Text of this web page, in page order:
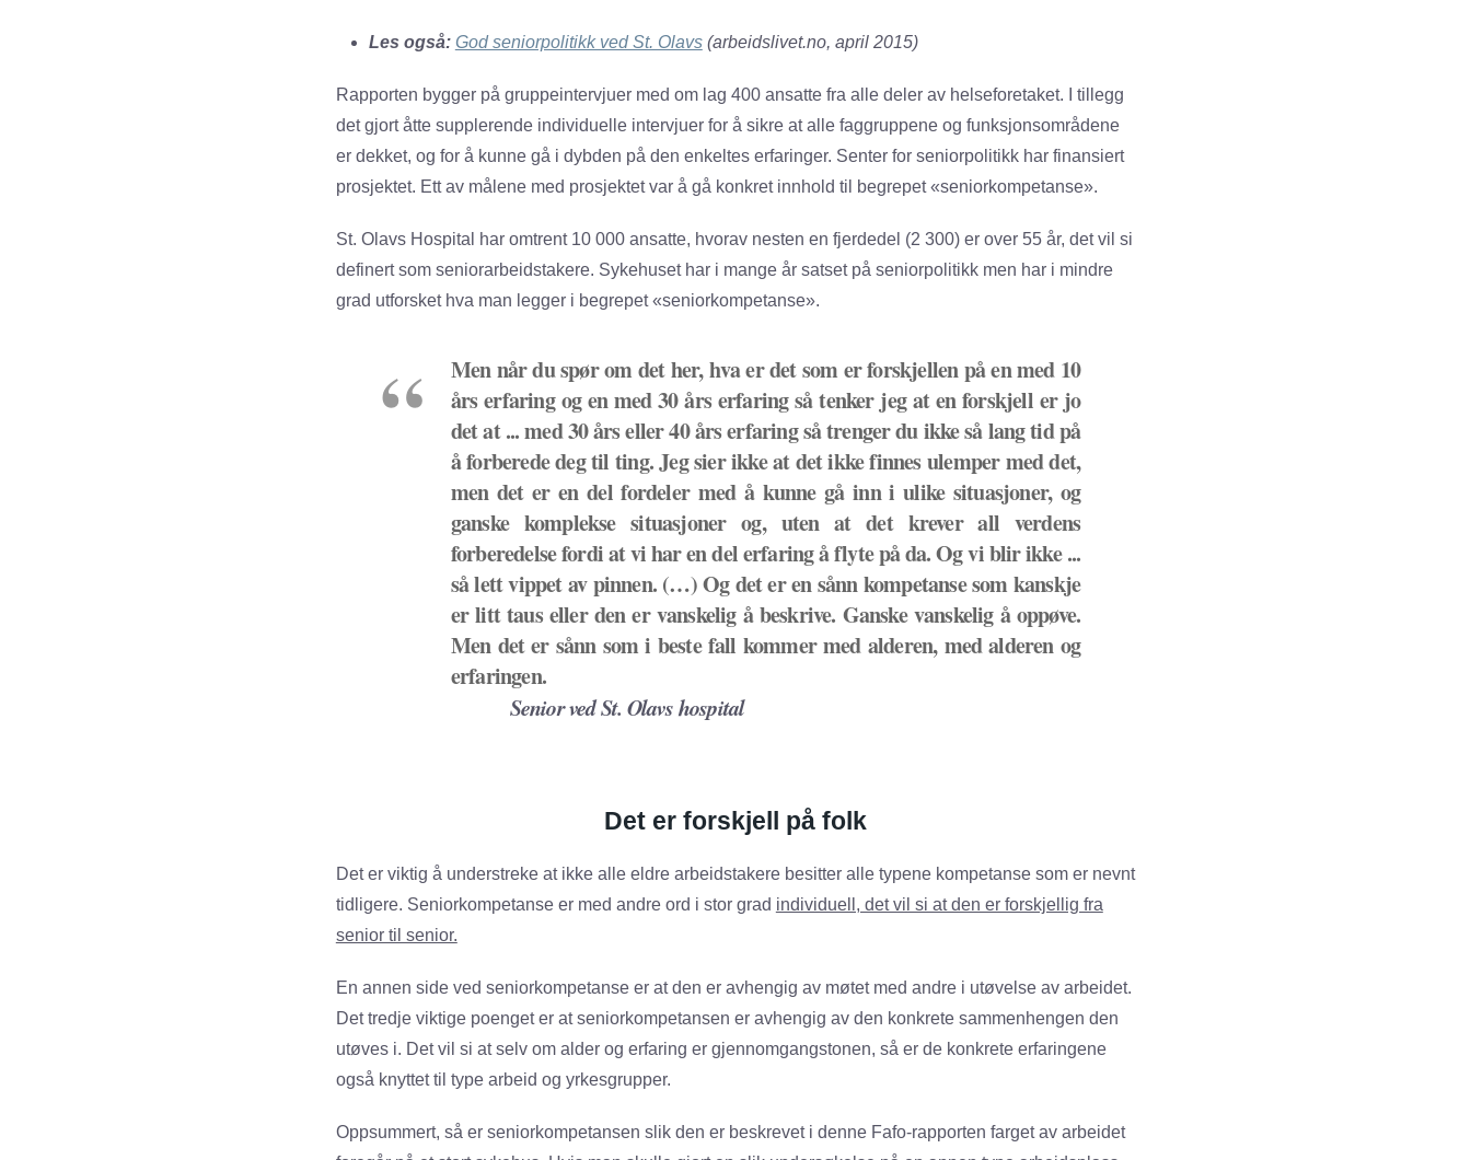
Les også: God seniorpolitikk ved St. Olavs(arbeidslivet.no, april 2015)
Rapporten bygger på gruppeintervjuer med om lag 400 ansatte fra alle deler av helseforetaket. I tillegg
det gjort åtte supplerende individuelle intervjuer for å sikre at alle faggruppene og funksjonsområdene
er dekket, og for å kunne gå i dybden på den enkeltes erfaringer. Senter for seniorpolitikk har finansiert
prosjektet. Ett av målene med prosjektet var å gå konkret innhold til begrepet «seniorkompetanse».
St. Olavs Hospital har omtrent 10 000 ansatte, hvorav nesten en fjerdedel (2 300) er over 55 år, det vil si
definert som seniorarbeidstakere. Sykehuset har i mange år satset på senior­politikk men har i mindre
grad utforsket hva man legger i begrepet «seniorkompetanse».
Men når du spør om det her, hva er det som er forskjellen på en med 10
års erfaring og en med 30 års erfaring så tenker jeg at en forskjell er jo
det at ... med 30 års eller 40 års erfaring så trenger du ikke så lang tid på
å forberede deg til ting. Jeg sier ikke at det ikke finnes ulemper med det,
men det er en del fordeler med å kunne gå inn i ulike situasjoner, og
ganske komplekse situasjoner og, uten at det krever all verdens
forberedelse fordi at vi har en del erfaring å flyte på da. Og vi blir ikke ...
så lett vippet av pinnen. (…) Og det er en sånn kompetanse som kanskje
er litt taus eller den er vanskelig å beskrive. Ganske vanskelig å oppøve.
Men det er sånn som i beste fall kommer med alderen, med alderen og
erfaringen.
Senior ved St. Olavs hospital
Det er forskjell på folk
Det er viktig å understreke at ikke alle eldre arbeidstakere besitter alle typene kompetanse som er nevnt
tidligere. Seniorkompetanse er med andre ord i stor grad individuell, det vil si at den er forskjellig fra
senior til senior.
En annen side ved seniorkompetanse er at den er avhengig av møtet med andre i utøvelse av arbeidet.
Det tredje viktige poenget er at seniorkompetansen er avhengig av den konkrete sammenhengen den
utøves i. Det vil si at selv om alder og erfaring er gjennomgangstonen, så er de konkrete erfaringene
også knyttet til type arbeid og yrkesgrupper.
Oppsummert, så er seniorkompetansen slik den er beskrevet i denne Fafo-rapporten farget av arbeidet